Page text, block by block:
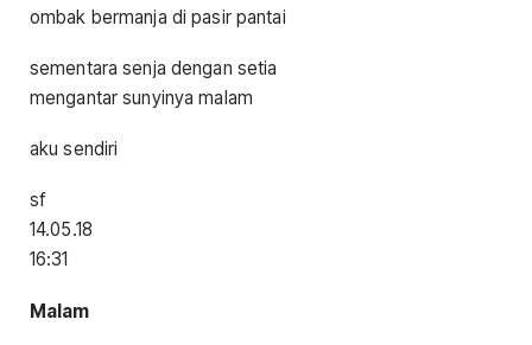
ombak bermanja di pasir pantai
sementara senja dengan setia
mengantar sunyinya malam
aku sendiri
sf
14.05.18
16:31
Malam